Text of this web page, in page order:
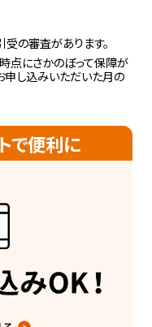
の審査があります。
点にさかのぼって保障が
申し込みいただいた月の
で便利に